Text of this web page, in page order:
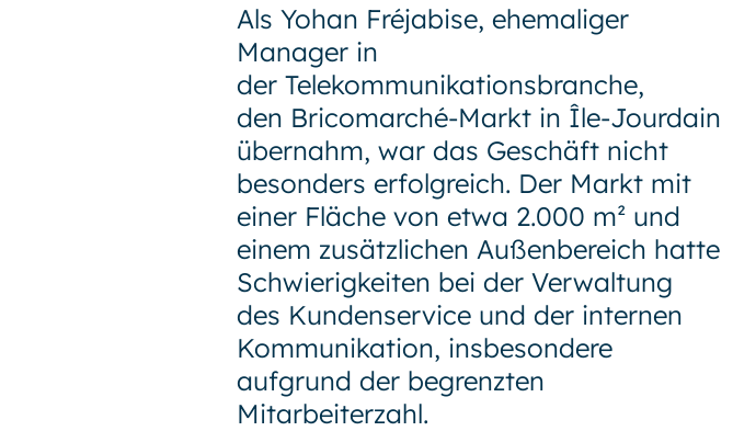
Als Yohan Fréjabise, ehemaliger
Manager in
der Telekommunikationsbranche,
den Bricomarché-Markt in Île-Jourdain
übernahm, war das Geschäft nicht
besonders erfolgreich. Der Markt mit
einer Fläche von etwa 2.000 m² und
einem zusätzlichen Außenbereich hatte
Schwierigkeiten bei der Verwaltung
des Kundenservice und der internen
Kommunikation, insbesondere
aufgrund der begrenzten
Mitarbeiterzahl.